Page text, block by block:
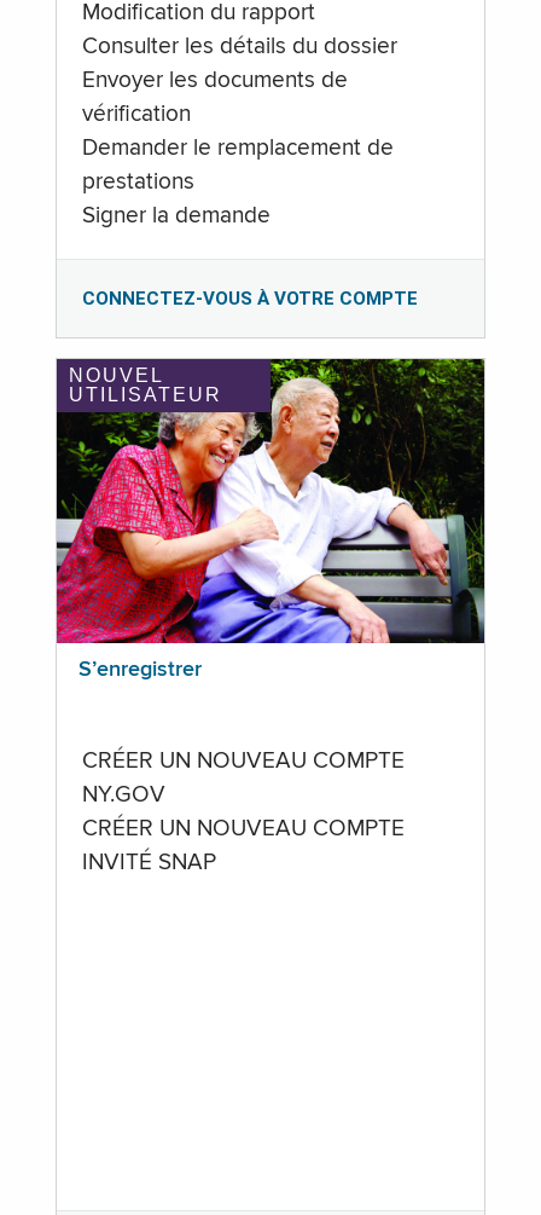
Modification du rapport
Consulter les détails du dossier
Envoyer les documents de
vérification
Demander le remplacement de
prestations
Signer la demande
CONNECTEZ-VOUS À VOTRE COMPTE
NOUVEL
UTILISATEUR
S’enregistrer
CRÉER UN NOUVEAU COMPTE
NY.GOV
CRÉER UN NOUVEAU COMPTE
INVITÉ SNAP